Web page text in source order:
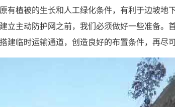
有植被的生长和人工绿化条件，有利于边坡
立主动防护网之前，我们必须做好一些准备
临时运输通道，创造良好的布置条件，再尽